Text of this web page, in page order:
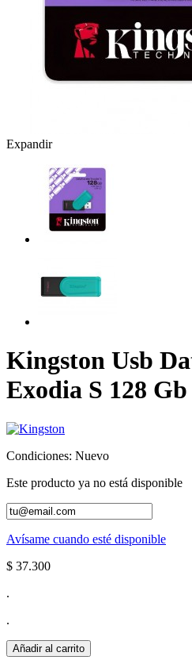
Expandir
Kingston Usb
Exodia S 128
Condiciones: Nuevo
Este producto ya no está disponible
Avísame cuando esté disponible
$ 37.300
.
.
Añadir al carrito